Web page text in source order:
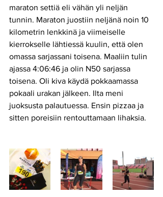
maraton settiä eli vähän yli neljän
tunnin. Maraton juostiin neljänä noin 10
kilometrin lenkkinä ja viimeiselle
kierrokselle lähtiessä kuulin, että olen
omassa sarjassani toisena. Maaliin tulin
ajassa 4:06:46 ja olin N50 sarjassa
toisena. Oli kiva käydä pokkaamassa
pokaali urakan jälkeen. Ilta meni
juoksusta palautuessa. Ensin pizzaa ja
sitten poreisiin rentouttamaan lihaksia.